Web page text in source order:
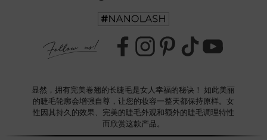
显然，拥有完美卷翘的长睫毛是女人幸福的秘诀！ 如此美丽
的睫毛轮廓会增强自尊，让您的妆容一整天都保持原样。女
性因其持久的效果、完美的睫毛外观和额外的睫毛调理特性
而欣赏这款产品。